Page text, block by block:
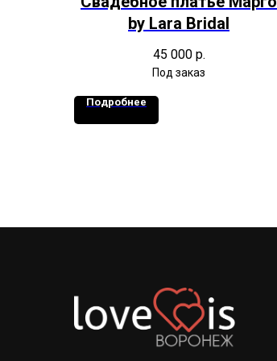
by Lara Bridal
45 000 р.
Подробнее